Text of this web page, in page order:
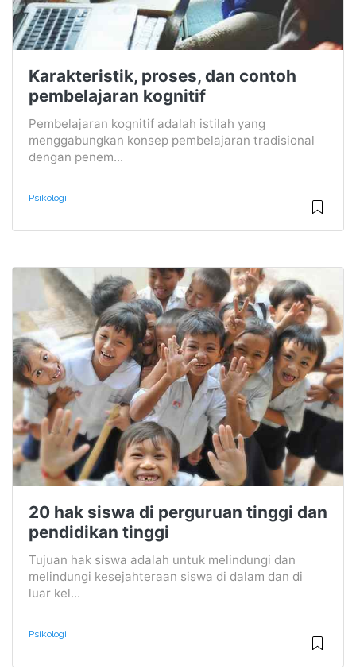
Karakteristik, proses, dan contoh
pembelajaran kognitif
Pembelajaran kognitif adalah istilah yang
menggabungkan konsep pembelajaran tradisional
dengan penem...
Psikologi
20 hak siswa di perguruan tinggi dan
pendidikan tinggi
Tujuan hak siswa adalah untuk melindungi dan
melindungi kesejahteraan siswa di dalam dan di
luar kel...
Psikologi